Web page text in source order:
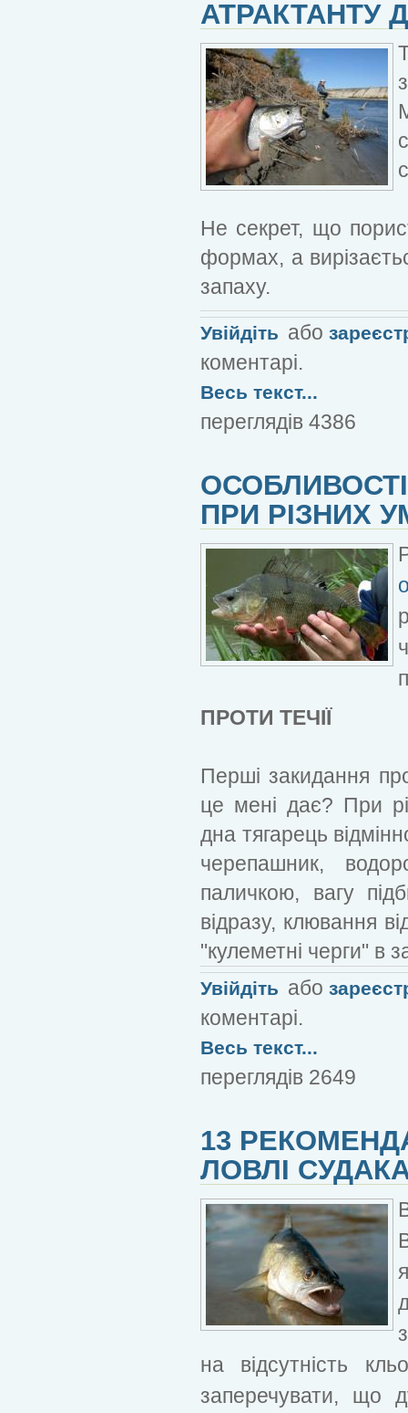
АТРАКТАНТУ
Не секрет, що
формах, а
запаху.
Увійдіть або
коментарі.
Весь текст...
переглядів 4386
ПРИ РІЗНИХ
ПРОТИ ТЕЧІЇ
Перші закидання
це мені дає? При
дна тягарець
черепашник,
паличкою, вагу
відразу, клювання
"кулеметні черги" в
Увійдіть або
коментарі.
Весь текст...
переглядів 2649
13
ЛОВЛІ
на відсутність
заперечувати, що